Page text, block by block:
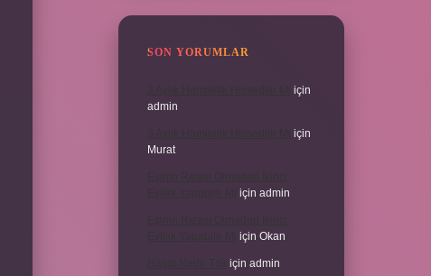
SON YORUMLAR
için
admin
için
Murat
için admin
için Okan
için admin